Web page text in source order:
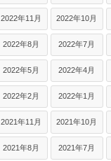
2022年11月 2022年10月
2022年8月 2022年7月
2022年5月 2022年4月
2022年2月 2022年1月
2021年11月 2021年10月
2021年8月 2021年7月